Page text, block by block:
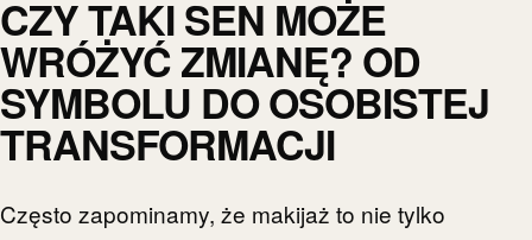
CZY TAKI SEN MOŻE
WRÓŻYĆ ZMIANĘ? OD
SYMBOLU DO OSOBISTEJ
TRANSFORMACJI
Często zapominamy, że makijaż to nie tylko